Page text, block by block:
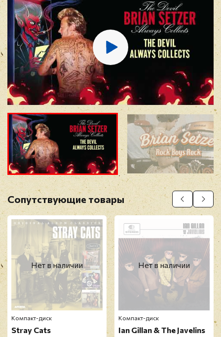
E-mail*
Отзыв *
Прикрепить фото
Оставить отзыв
Перед публикацией отзывы проходят
модерацию
Сопутствующие товары
Нет в наличии
Компакт-диск
Stray Cats
Нет в наличии
Компакт-диск
Ian Gillan & The Javelins